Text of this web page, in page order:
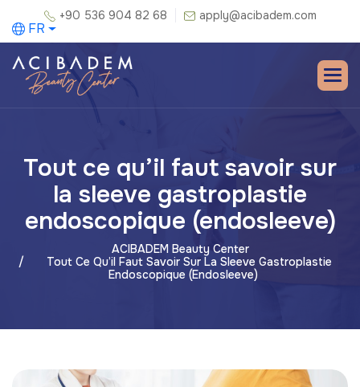
+90 536 904 82 68 apply@acibadem.com
FR
Tout ce qu’il faut savoir sur
la sleeve gastroplastie
endoscopique (endosleeve)
ACIBADEM Beauty Center
Tout Ce Qu’il Faut Savoir Sur La Sleeve Gastroplastie
Endoscopique (endosleeve)